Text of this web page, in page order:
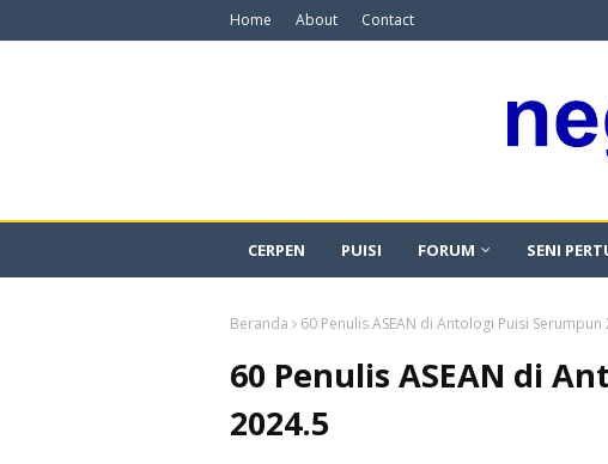
Home About Contact
CERPEN PUISI FORUM SENI
Beranda 60 Penulis ASEAN di Antologi Puisi Serumpun
60 Penulis ASEAN di
2024.5